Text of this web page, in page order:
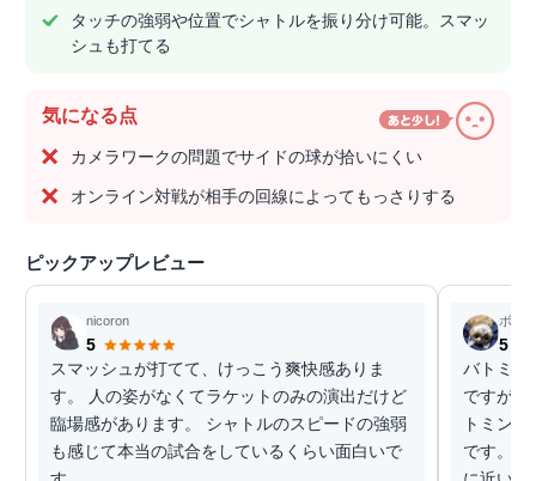
タッチの強弱や位置でシャトルを振り分け可能。スマッ
シュも打てる
気になる点
カメラワークの問題でサイドの球が拾いにくい
オンライン対戦が相手の回線によってもっさりする
ピックアップレビュー
nicoron
5
スマッシュが打てて、けっこう爽快感ありま
す。 人の姿がなくてラケットのみの演出だけど
臨場感があります。 シャトルのスピードの強弱
も感じて本当の試合をしているくらい面白いで
ボム
5
バトミン
ですが
トミン
です。